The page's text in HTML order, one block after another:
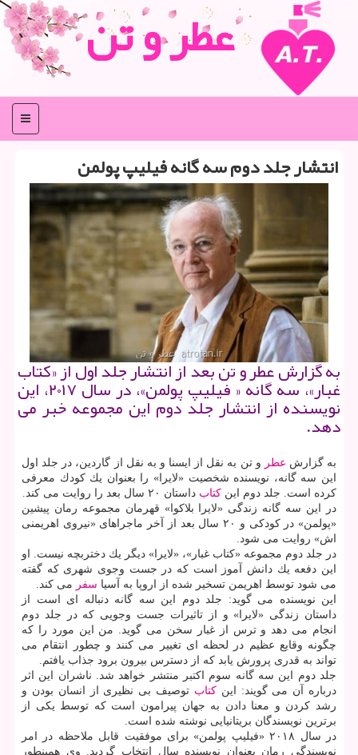
عطر و تن
منو
انتشار جلد دوم سه گانه فیلیپ پولمن
به گزارش عطر و تن بعد از انتشار جلد اول از «كتاب
غبار»، سه گانه « فیلیپ پولمن»، در سال ۲۰۱۷، این
نویسنده از انتشار جلد دوم این مجموعه خبر می
دهد.
به گزارش عطر و تن به نقل از ایسنا و به نقل از گاردین، در جلد اول
این سه گانه، نویسنده شخصیت «لایرا» را بعنوان یك كودك معرفی
كرده است. جلد دوم این كتاب داستان ۲۰ سال بعد را روایت می كند.
در این سه گانه زندگی «لایرا بلاكوا» قهرمان مجموعه رمان پیشین
«پولمن» در كودكی و ۲۰ سال بعد از آخر ماجراهای «نیروی اهریمنی
اش» روایت می شود.
در جلد دوم مجموعه «كتاب غبار»، «لایرا» دیگر یك دختربچه نیست. او
این دفعه یك دانش آموز است كه در جست وجوی شهری كه گفته
می شود توسط اهریمن تسخیر شده از اروپا به آسیا سفر می كند.
این نویسنده می گوید: جلد دوم این سه گانه دنباله ای است از
داستان زندگی «لایرا» و از تاثیرات جست وجویی كه در جلد دوم
انجام می دهد و ترس از غبار سخن می گوید. من این مورد را كه
چگونه وقایع عظیم در لحظه ای تغییر می كنند و چطور انتقام می
تواند به قدری پرورش یابد كه از دسترس بیرون برود جذاب یافتم.
جلد دوم این سه گانه سوم اكتبر منتشر خواهد شد. ناشران این اثر
درباره آن می گویند: اینكتاب توصیف بی نظیری از انسان بودن و
رشد كردن و معنا دادن به جهان پیرامون است كه توسط یكی از
برترین نویسندگان بریتانیایی نوشته شده است.
در سال ۲۰۱۸ «فیلیپ پولمن» برای موفقیت قابل ملاحظه در امر
نویسندگی رمان بعنوان نویسنده سال انتخاب گردید. وی همینطور